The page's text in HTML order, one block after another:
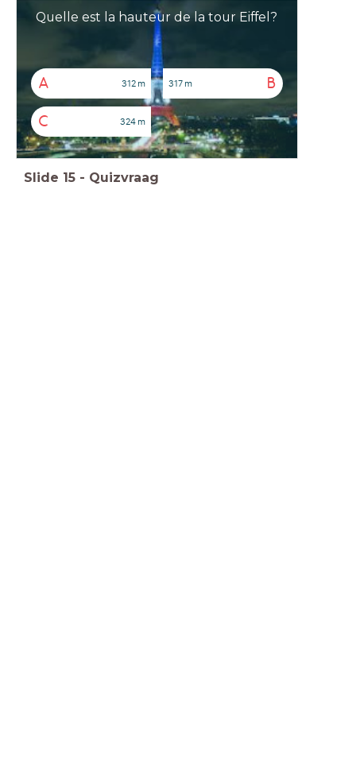
Quelle est la hauteur de la tour Eiffel?
A 312 m B
317 m
C 324 m
Slide 15 - Quizvraag